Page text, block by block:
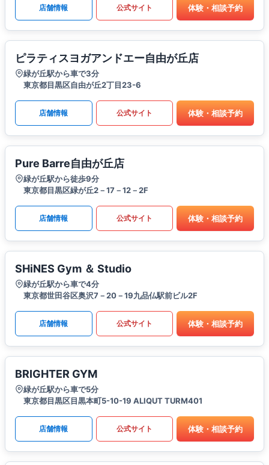
店舗情報 公式サイト 体験・相談予約
ピラティスヨガアンドエー自由が丘店
緑が丘駅から車で3分
東京都目黒区自由が丘2丁目23-6
店舗情報 公式サイト 体験・相談予約
Pure Barre自由が丘店
緑が丘駅から徒歩9分
東京都目黒区緑が丘2－17－12－2F
店舗情報 公式サイト 体験・相談予約
SHiNES Gym ＆ Studio
緑が丘駅から車で4分
東京都世田谷区奥沢7－20－19九品仏駅前ビル2F
店舗情報 公式サイト 体験・相談予約
BRIGHTER GYM
緑が丘駅から車で5分
東京都目黒区目黒本町5-10-19 ALIQUT TURM401
店舗情報 公式サイト 体験・相談予約